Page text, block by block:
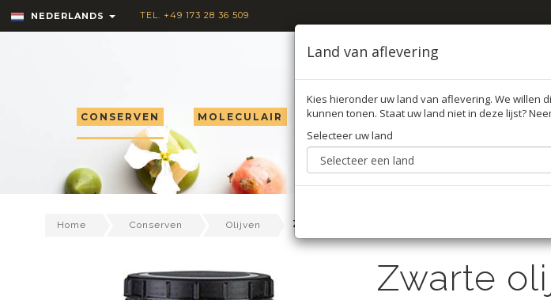
NEDERLANDS TEL. +49 173 28 36 509
CONSERVEN MOLECULAIR TRUFFEL
Home Conserven Olijven Zwarte olijven zonder pit, kalamata-
Zwarte
Land van aflevering
Kies hieronder uw land van aflevering. We willen
kunnen tonen. Staat uw land niet in deze lijst?
Selecteer uw land